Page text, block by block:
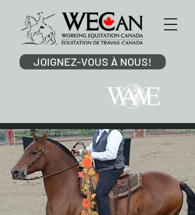
JOIGNEZ-VOUS À NOUS!